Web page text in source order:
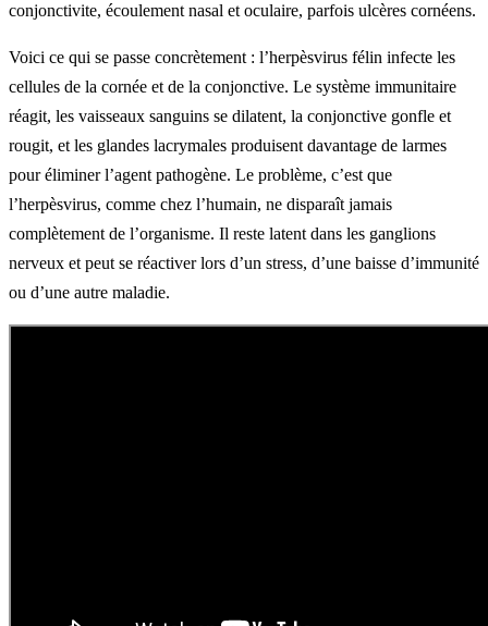
conjonctivite, écoulement nasal et oculaire, parfois ulcères cornéens.
Voici ce qui se passe concrètement : l’herpèsvirus félin infecte les
cellules de la cornée et de la conjonctive. Le système immunitaire
réagit, les vaisseaux sanguins se dilatent, la conjonctive gonfle et
rougit, et les glandes lacrymales produisent davantage de larmes
pour éliminer l’agent pathogène. Le problème, c’est que
l’herpèsvirus, comme chez l’humain, ne disparaît jamais
complètement de l’organisme. Il reste latent dans les ganglions
nerveux et peut se réactiver lors d’un stress, d’une baisse d’immunité
ou d’une autre maladie.